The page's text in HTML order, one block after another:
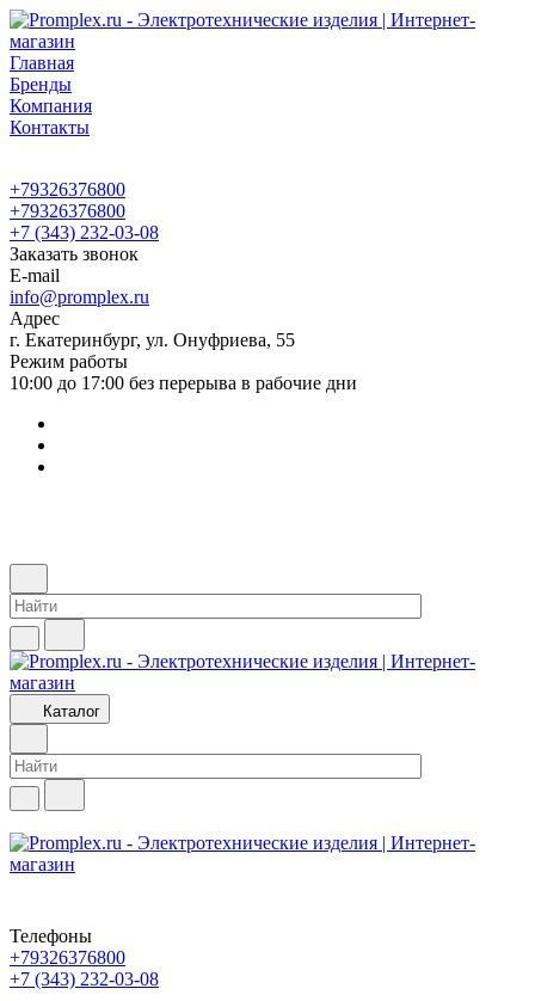
Главная
Бренды
Компания
Контакты
+79326376800
+79326376800
+7 (343) 232-03-08
Заказать звонок
E-mail
info@promplex.ru
Адрес
г. Екатеринбург, ул. Онуфриева, 55
Режим работы
10:00 до 17:00 без перерыва в рабочие дни
Каталог
Телефоны
+79326376800
+7 (343) 232-03-08